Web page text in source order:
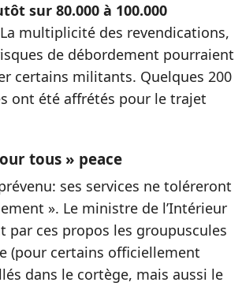
sur 80.000 à 100.000
multiplicité des revendications,
de débordement pourraient
certains militants. Quelques 200
ont été affrétés pour le trajet
tous » peace
ses services ne toléreront
». Le ministre de l’Intérieur
par ces propos les groupuscules
(pour certains officiellement
dans le cortège, mais aussi le